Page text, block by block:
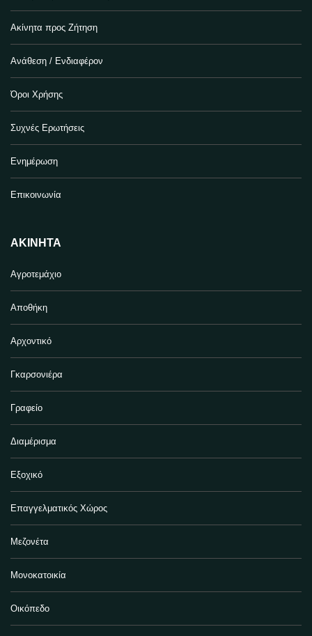
Ακίνητα προς Ζήτηση
Ανάθεση / Ενδιαφέρον
Όροι Χρήσης
Συχνές Ερωτήσεις
Ενημέρωση
Επικοινωνία
ΑΚΊΝΗΤΑ
Αγροτεμάχιο
Αποθήκη
Αρχοντικό
Γκαρσονιέρα
Γραφείο
Διαμέρισμα
Εξοχικό
Επαγγελματικός Χώρος
Μεζονέτα
Μονοκατοικία
Οικόπεδο